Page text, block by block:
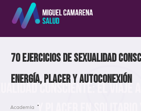
70 Ejercicios de Sexualidad
Energía, Placer y Autoconexión
Academia